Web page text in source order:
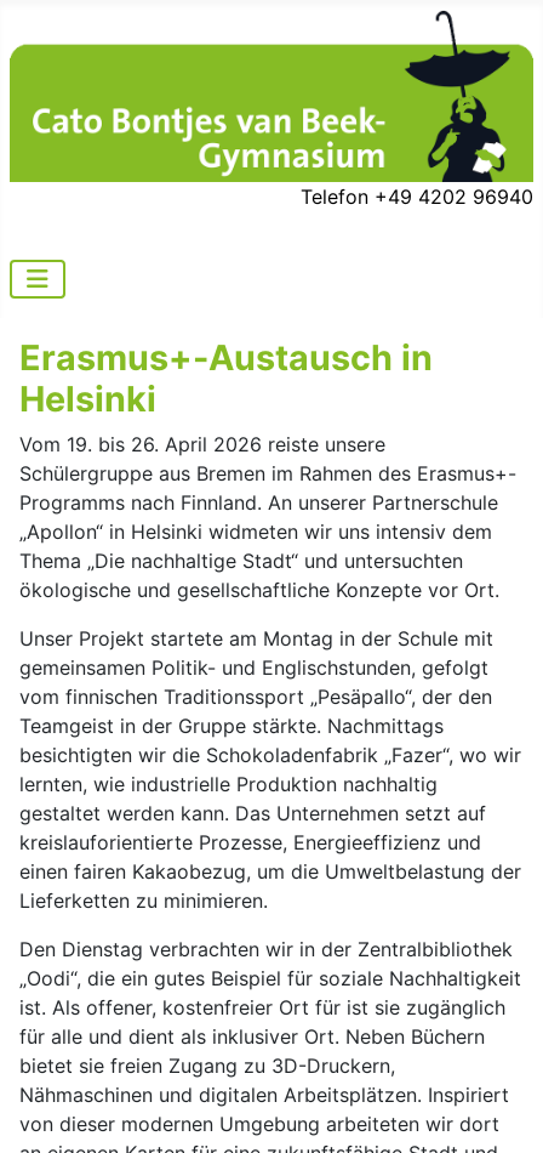
Telefon +49 4202 96940
Erasmus+-Austausch in
Helsinki
Vom 19. bis 26. April 2026 reiste unsere
Schülergruppe aus Bremen im Rahmen des Erasmus+-
Programms nach Finnland. An unserer Partnerschule
„Apollon“ in Helsinki widmeten wir uns intensiv dem
Thema „Die nachhaltige Stadt“ und untersuchten
ökologische und gesellschaftliche Konzepte vor Ort.
Unser Projekt startete am Montag in der Schule mit
gemeinsamen Politik- und Englischstunden, gefolgt
vom finnischen Traditionssport „Pesäpallo“, der den
Teamgeist in der Gruppe stärkte. Nachmittags
besichtigten wir die Schokoladenfabrik „Fazer“, wo wir
lernten, wie industrielle Produktion nachhaltig
gestaltet werden kann. Das Unternehmen setzt auf
kreislauforientierte Prozesse, Energieeffizienz und
einen fairen Kakaobezug, um die Umweltbelastung der
Lieferketten zu minimieren.
Den Dienstag verbrachten wir in der Zentralbibliothek
„Oodi“, die ein gutes Beispiel für soziale Nachhaltigkeit
ist. Als offener, kostenfreier Ort für ist sie zugänglich
für alle und dient als inklusiver Ort. Neben Büchern
bietet sie freien Zugang zu 3D-Druckern,
Nähmaschinen und digitalen Arbeitsplätzen. Inspiriert
von dieser modernen Umgebung arbeiteten wir dort